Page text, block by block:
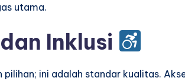
utama.
Inklusi
pilihan; ini adalah standar kualitas.